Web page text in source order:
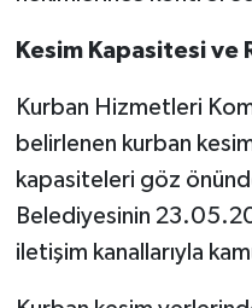
Kesim Kapasitesi ve
Kurban Hizmetleri
belirlenen kurban
kapasiteleri göz
Belediyesinin
iletişim kanallarıyla